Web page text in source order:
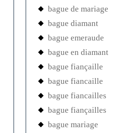
bague de mariage
bague diamant
bague emeraude
bague en diamant
bague fiançaille
bague fiancaille
bague fiancailles
bague fiançailles
bague mariage